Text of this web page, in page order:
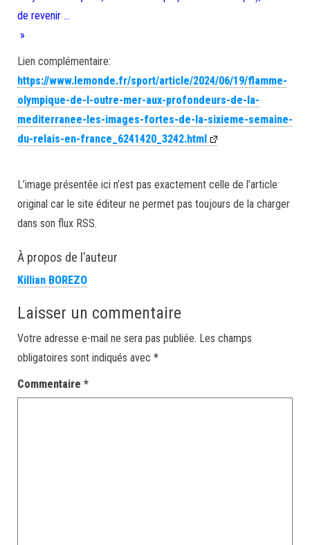
de revenir …
»
Lien complémentaire:
https://www.lemonde.fr/sport/article/2024/06/19/flamme-
olympique-de-l-outre-mer-aux-profondeurs-de-la-
mediterranee-les-images-fortes-de-la-sixieme-semaine-
du-relais-en-france_6241420_3242.html
L’image présentée ici n’est pas exactement celle de l’article
original car le site éditeur ne permet pas toujours de la charger
dans son flux RSS.
À propos de l’auteur
Killian BOREZO
Laisser un commentaire
Votre adresse e-mail ne sera pas publiée. Les champs
obligatoires sont indiqués avec *
Commentaire *